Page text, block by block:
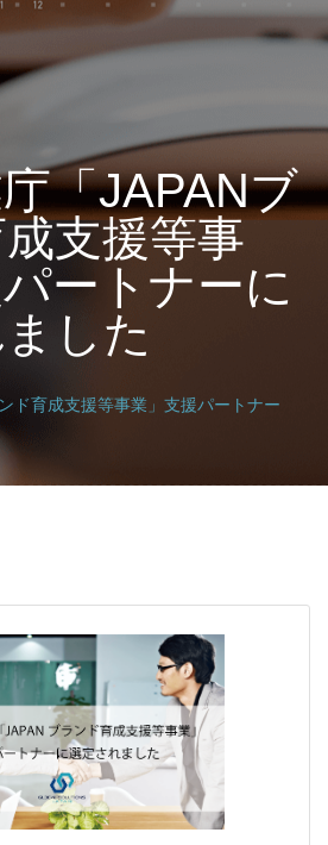
「JAPANブ
支援等事
ートナーに
した
ド育成支援等事業」支援パートナー